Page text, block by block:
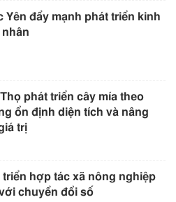
Yên đẩy mạnh phát triển kinh
phát triển cây mía theo
ổn định diện tích và nâng
trị
triển hợp tác xã nông nghiệp
chuyển đổi số